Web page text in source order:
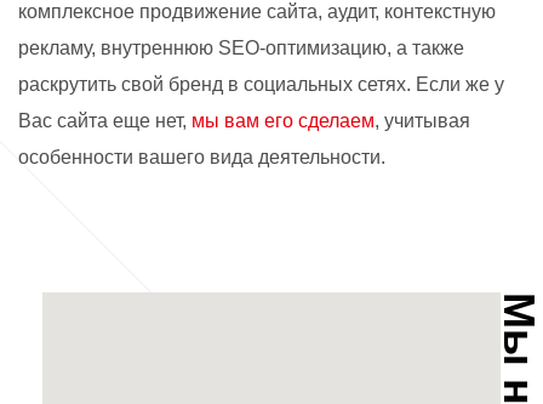
комплексное продвижение сайта, аудит, контекстную
рекламу, внутреннюю SEO-оптимизацию, а также
раскрутить свой бренд в социальных сетях. Если же у
Вас сайта еще нет, мы вам его сделаем, учитывая
особенности вашего вида деятельности.